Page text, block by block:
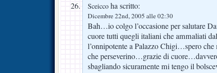
Sceicco ha scritto:
Dicembre 22nd, 2005 alle 02:30
Bah…io colgo l’occasione per salutare
cuore tutti quegli italiani che ammaliati
l’onnipotente a Palazzo Chigi…spero che
che perseverino…grazie di
sbagliando sicuramente mi tengo il